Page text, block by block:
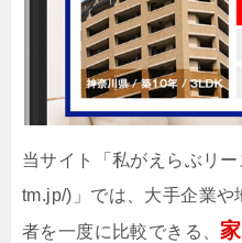
当サイト「私がえらぶリ
tm.jp/)」では、大手企業や
者を一度に比較できる、